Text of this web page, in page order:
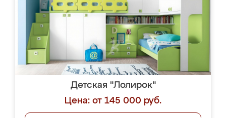
Детская "Лолирок"
Цена: от 145 000 руб.